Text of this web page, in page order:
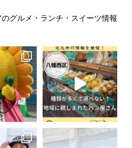
グルメ・ランチ・スイーツ情報